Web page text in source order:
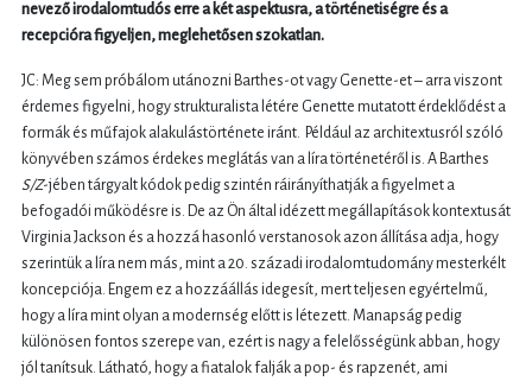
nevező irodalomtudós erre a két aspektusra, a történetiségre és a
recepcióra figyeljen, meglehetősen szokatlan.
JC: Meg sem próbálom utánozni Barthes-ot vagy Genette-et – arra viszont
érdemes figyelni, hogy strukturalista létére Genette mutatott érdeklődést a
formák és műfajok alakulástörténete iránt. Például az architextusról szóló
könyvében számos érdekes meglátás van a líra történetéről is. A Barthes
S/Z-jében tárgyalt kódok pedig szintén ráirányíthatják a figyelmet a
befogadói működésre is. De az Ön által idézett megállapítások kontextusát
Virginia Jackson és a hozzá hasonló verstanosok azon állítása adja, hogy
szerintük a líra nem más, mint a 20. századi irodalomtudomány mesterkélt
koncepciója. Engem ez a hozzáállás idegesít, mert teljesen egyértelmű,
hogy a líra mint olyan a modernség előtt is létezett. Manapság pedig
különösen fontos szerepe van, ezért is nagy a felelősségünk abban, hogy
jól tanítsuk. Látható, hogy a fiatalok falják a pop- és rapzenét, ami